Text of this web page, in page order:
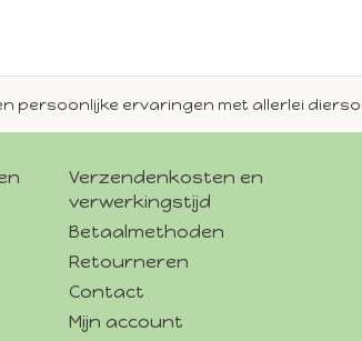
persoonlijke ervaringen met allerlei
Verzendenkosten en
verwerkingstijd
Betaalmethoden
Retourneren
Contact
Mijn account